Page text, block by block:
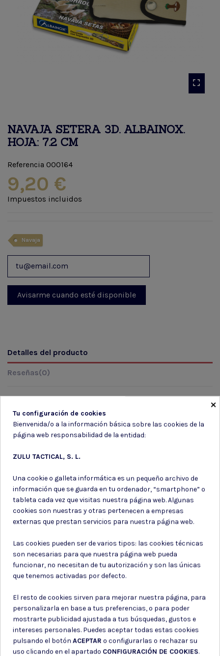
NAVAJA SETERA 3D. ALBAINOX.
HOJA: 7.2 CM
Referencia 000164
9,20 €
Impuestos incluidos
Navaja
Detalles del producto
Reseñas(0)
Marca
Suscríbete a nuestro boletín
Puede darse de baja en cualquier momento. Para ello, consulte nuestra
información de contacto en el aviso legal.
Consiento el uso de mis datos para los fines indicados en la
Consiento el uso de mis datos personales para recibir publicidad
de su entidad.
×
Tu configuración de cookies
Bienvenida/o a la información básica sobre las cookies de la
página web responsabilidad de la entidad:
ZULU TACTICAL, S. L.
Una cookie o galleta informática es un pequeño archivo de
información que se guarda en tu ordenador, “smartphone” o
tableta cada vez que visitas nuestra página web. Algunas
cookies son nuestras y otras pertenecen a empresas
externas que prestan servicios para nuestra página web.
Las cookies pueden ser de varios tipos: las cookies técnicas
son necesarias para que nuestra página web pueda
funcionar, no necesitan de tu autorización y son las únicas
que tenemos activadas por defecto.
El resto de cookies sirven para mejorar nuestra página, para
personalizarla en base a tus preferencias, o para poder
mostrarte publicidad ajustada a tus búsquedas, gustos e
intereses personales. Puedes aceptar todas estas cookies
pulsando el botón ACEPTAR o configurarlas o rechazar su
uso clicando en el apartado CONFIGURACIÓN DE COOKIES.